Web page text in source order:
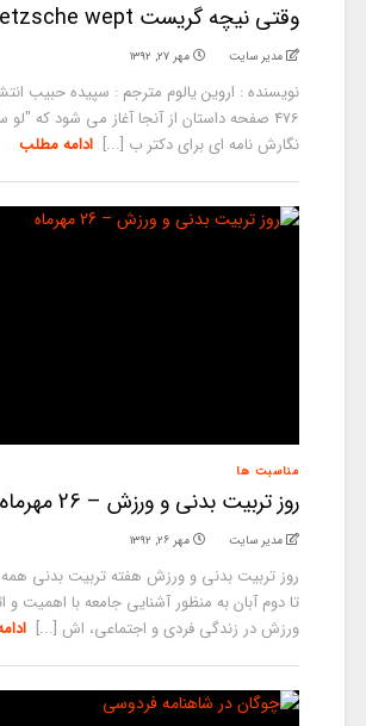
وقتی نیچه گریست When nietzsche wept
مدیر سایت مهر ۲۷, ۱۳۹۲
نویسنده : اروین یالوم مترجم : سپیده حبیب
476 صفحه داستان از آنجا آغاز می شود که "لو
نگارش نامه ای برای دکتر ب [...] ادامه مطلب
مناسبت ها
روز تربیت بدنی و ورزش – 26 مهرماه
مدیر سایت مهر ۲۶, ۱۳۹۲
تا دوم آبان به منظور آشنایی جامعه با اهمیت و
ورزش در زندگی فردی و اجتماعی، اش [...]